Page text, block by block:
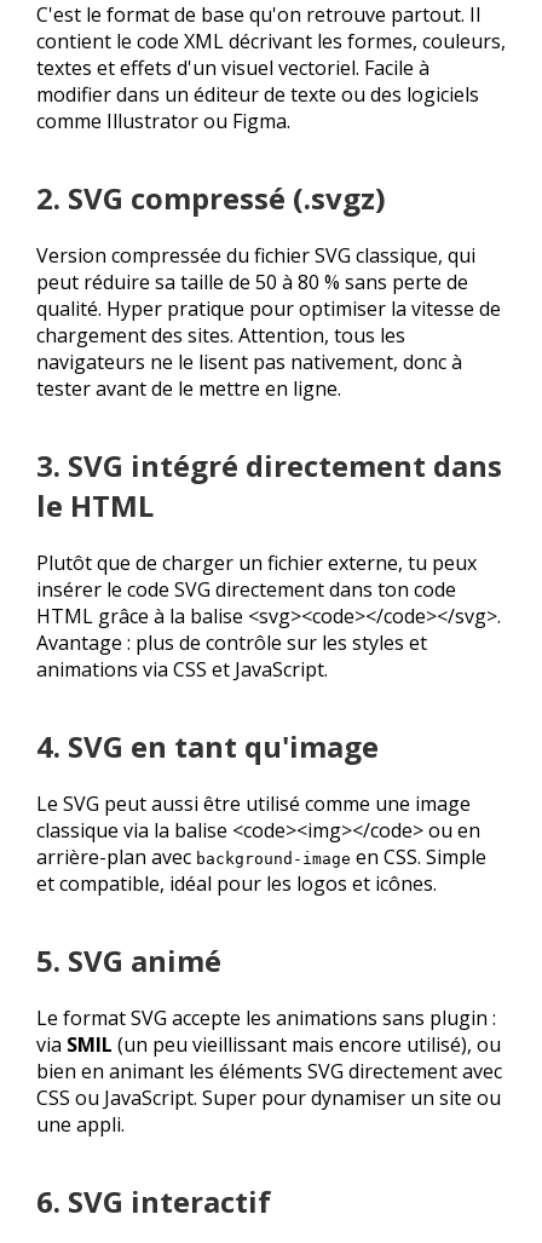
C'est le format de base qu'on retrouve partout. Il
contient le code XML décrivant les formes, couleurs,
textes et effets d'un visuel vectoriel. Facile à
modifier dans un éditeur de texte ou des logiciels
comme Illustrator ou Figma.
2. SVG compressé (.svgz)
Version compressée du fichier SVG classique, qui
peut réduire sa taille de 50 à 80 % sans perte de
qualité. Hyper pratique pour optimiser la vitesse de
chargement des sites. Attention, tous les
navigateurs ne le lisent pas nativement, donc à
tester avant de le mettre en ligne.
3. SVG intégré directement dans
le HTML
Plutôt que de charger un fichier externe, tu peux
insérer le code SVG directement dans ton code
HTML grâce à la balise <svg><code></code></svg>.
Avantage : plus de contrôle sur les styles et
animations via CSS et JavaScript.
4. SVG en tant qu'image
Le SVG peut aussi être utilisé comme une image
classique via la balise <code><img></code> ou en
arrière-plan avec background-image en CSS. Simple
et compatible, idéal pour les logos et icônes.
5. SVG animé
Le format SVG accepte les animations sans plugin :
via SMIL (un peu vieillissant mais encore utilisé), ou
bien en animant les éléments SVG directement avec
CSS ou JavaScript. Super pour dynamiser un site ou
une appli.
6. SVG interactif